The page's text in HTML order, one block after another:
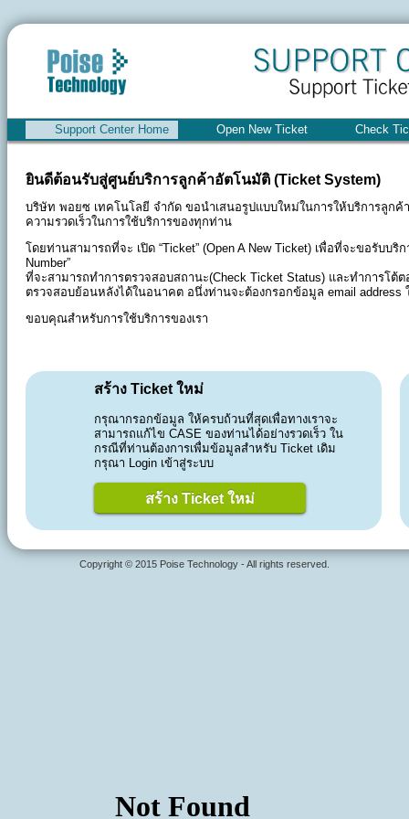
Support Center Home Open New Ticket Check
ยินดีต้อนรับสู่ศูนย์บริการลูกค้าอัตโนมัติ (Ticket System)
บริษัท พอยซ เทคโนโลยี จำกัด ขอนำเสนอรูปแบบใหม่ในการให้บริการลูกค้
ความรวดเร็วในการใช้บริการของทุกท่าน
โดยท่านสามารถที่จะ เปิด “Ticket” (Open A New Ticket) เพื่อที่จะขอรับบ
Number”
ที่จะสามารถทำการตรวจสอบสถานะ(Check Ticket Status) และทำการโ
ตรวจสอบย้อนหลังได้ในอนาคต อนึ่งท่านจะต้องกรอกข้อมูล email address
ขอบคุณสำหรับการใช้บริการของเรา
สร้าง Ticket ใหม่
กรุณากรอกข้อมูล ให้ครบถ้วนที่สุดเพื่อทางเราจะ
สามารถแก้ไข CASE ของท่านได้อย่างรวดเร็ว ใน
กรณีที่ท่านต้องการเพื่มข้อมูลสำหรับ Ticket เดิม
กรุณา Login เข้าสู่ระบบ
สร้าง Ticket ใหม่
Copyright © 2015 Poise Technology - All rights reserved.